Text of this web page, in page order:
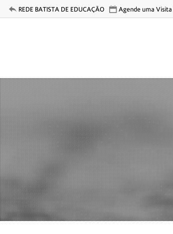
REDE BATISTA DE EDUCAÇÃO Agende uma Visita